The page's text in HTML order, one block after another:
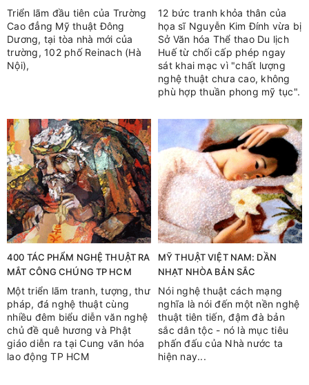
Triển lãm đầu tiên của Trường
Cao đẳng Mỹ thuật Đông
Dương, tại tòa nhà mới của
trường, 102 phố Reinach (Hà
Nội),
12 bức tranh khỏa thân của
họa sĩ Nguyễn Kim Đính vừa bị
Sở Văn hóa Thể thao Du lịch
Huế từ chối cấp phép ngay
sát khai mạc vì "chất lượng
nghệ thuật chưa cao, không
phù hợp thuần phong mỹ tục".
400 TÁC PHẨM NGHỆ THUẬT RA
MẮT CÔNG CHÚNG TP HCM
Một triển lãm tranh, tượng, thư
pháp, đá nghệ thuật cùng
nhiều đêm biểu diễn văn nghệ
chủ đề quê hương và Phật
giáo diễn ra tại Cung văn hóa
lao động TP HCM
MỸ THUẬT VIỆT NAM: DẦN
NHẠT NHÒA BẢN SẮC
Nói nghệ thuật cách mạng
nghĩa là nói đến một nền nghệ
thuật tiên tiến, đậm đà bản
sắc dân tộc - nó là mục tiêu
phấn đấu của Nhà nước ta
hiện nay...